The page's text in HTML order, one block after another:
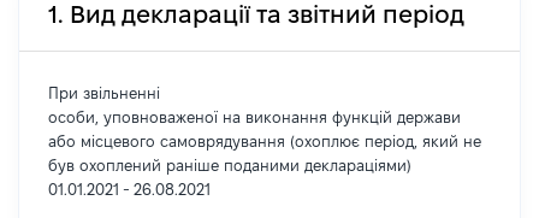
1. Вид декларації та звітний період
При звільненні
особи, уповноваженої на виконання функцій держави
або місцевого самоврядування (охоплює період, який не
був охоплений раніше поданими деклараціями)
01.01.2021 - 26.08.2021